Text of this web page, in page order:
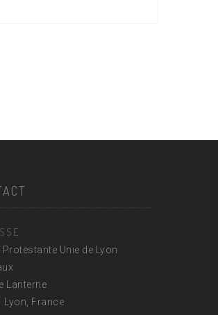
Protestante Unie de Lyon
Lanterne
Lyon, France